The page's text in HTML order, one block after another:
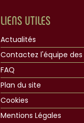
LIENS UTILES
Actualités
Contactez l'équipe
FAQ
Plan du site
Cookies
Mentions Légales